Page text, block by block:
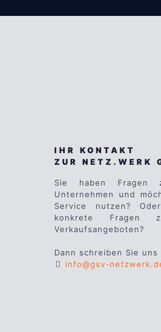
IHR KONTAKT
ZUR NETZ.WERK
Sie haben Fragen
Unternehmen und
Service nutzen?
konkrete Fragen
Verkaufsangeboten?
Dann schreiben Sie uns
info@gsv-